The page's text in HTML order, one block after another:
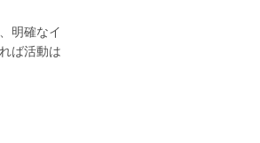
明確なイ
ば活動は